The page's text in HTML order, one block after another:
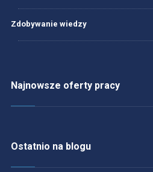
Zdobywanie wiedzy
Najnowsze oferty pracy
Ostatnio na blogu